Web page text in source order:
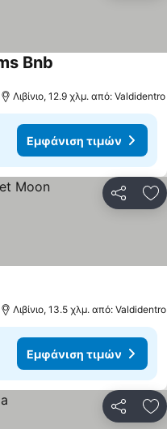
Bnb
Λιβίνιο, 12.9 χλμ. από: Valdidentro
Εμφάνιση τιμών
Λιβίνιο, 13.5 χλμ. από: Valdidentro
Εμφάνιση τιμών